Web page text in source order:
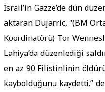
İsrail’in Gazze’de dün
aktaran Dujarric, “(BM
Koordinatörü) Tor
Lahiya’da düzenlediği
en az 90 Filistinlinin
kaybolduğunu kaydetti.”